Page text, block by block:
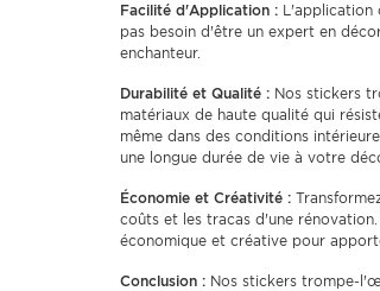
Facilité d'Application : L'application
pas besoin d'être un expert en
enchanteur.
Durabilité et Qualité : Nos stickers
matériaux de haute qualité qui
même dans des conditions
une longue durée de vie à votre
Économie et Créativité :
coûts et les tracas d'une
économique et créative pour
Conclusion : Nos stickers trompe-